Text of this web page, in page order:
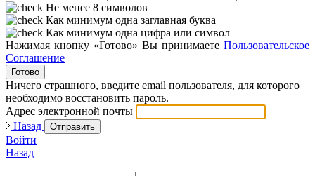
Не менее 8 символов
Как минимум одна заглавная буква
Как минимум одна цифра или символ
Нажимая кнопку «Готово» Вы принимаете Пользовательское
Соглашение
Готово
Ничего страшного, введите email пользователя, для которого
необходимо восстановить пароль.
Адрес электронной почты
Назад
Отправить
Войти
Назад